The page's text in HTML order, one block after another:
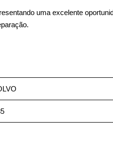
uma excelente